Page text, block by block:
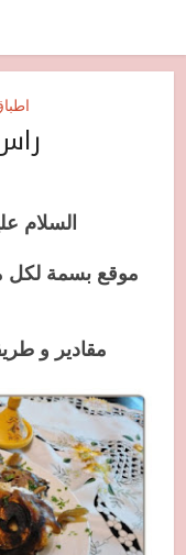
السلام
موقع بسمة لكل
مقادير و